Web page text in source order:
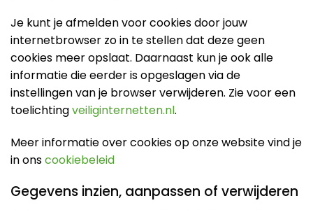
Je kunt je afmelden voor cookies door jouw
internetbrowser zo in te stellen dat deze geen
cookies meer opslaat. Daarnaast kun je ook alle
informatie die eerder is opgeslagen via de
instellingen van je browser verwijderen. Zie voor een
toelichtingveiliginternetten.nl.
Meer informatie over cookies op onze website vind je
in onscookiebeleid
Gegevens inzien, aanpassen of verwijderen